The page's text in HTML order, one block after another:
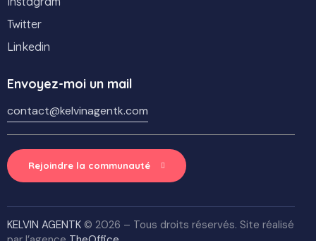
Envoyez-moi un mail
contact@kelvinagentk.com
Rejoindre la communauté
Twitter
Linkedin
KELVIN AGENTK © 2026 – Tous droits réservés. Site réalisé